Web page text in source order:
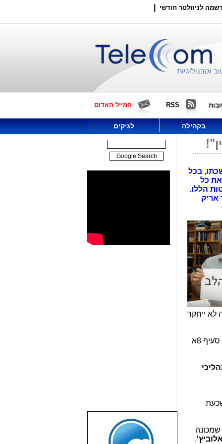
לניוזלטר חודשי
RSS המייל האדום
בקהילה לגיקים
בכל
להסתיר את כל
הללו.
אריק
הזה לא ייחקר
לכן, מתחילת הדרך קראתי לקמת ועדת חקירה ממלכתית, או למצער: ועדת בדיקה בראשות שופט (בדימוס), לפי סעיף 8א
,
שבוע טוב לכל
הגולשים באשר
הם!!!